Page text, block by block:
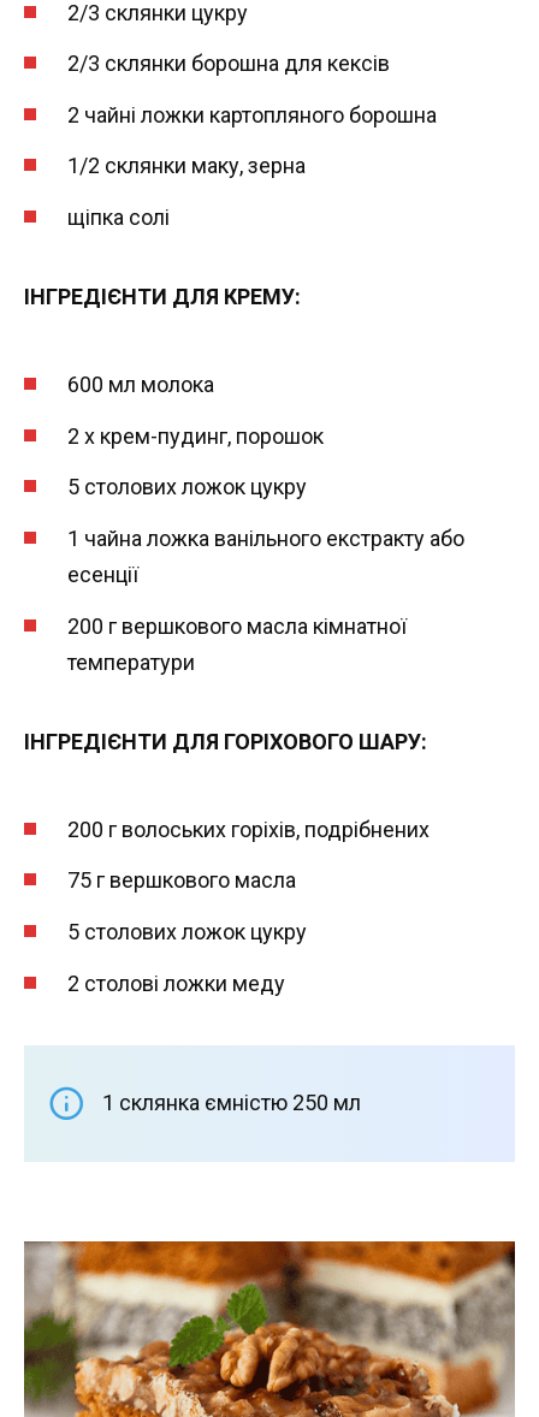
2/3 склянки цукру
2/3 склянки борошна для кексів
2 чайні ложки картопляного борошна
1/2 склянки маку, зерна
щіпка солі
ІНГРЕДІЄНТИ ДЛЯ КРЕМУ:
600 мл молока
2 х крем-пудинг, порошок
5 столових ложок цукру
1 чайна ложка ванільного екстракту або
есенції
200 г вершкового масла кімнатної
температури
ІНГРЕДІЄНТИ ДЛЯ ГОРІХОВОГО ШАРУ:
200 г волоських горіхів, подрібнених
75 г вершкового масла
5 столових ложок цукру
2 столові ложки меду
1 склянка ємністю 250 мл